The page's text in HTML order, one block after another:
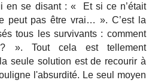
en se disant : « Et si ce n’était
peut pas être vrai… ». C’est la
tous les survivants : comment
». Tout cela est tellement
seule solution est de recourir à
l'absurdité. Le seul moyen